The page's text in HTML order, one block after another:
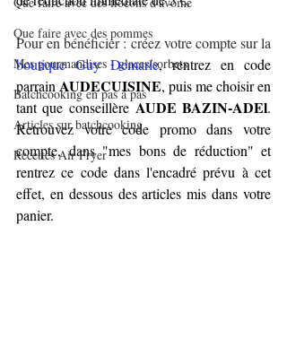
Que faire avec des pommes
Mes gourmandises - glaces/sorbets
Batchcooking en pas à pas
Articles sur batchcooking
Recettes Air Fryer
boutique Guy Demarle, rentrez en code
parrain AUDECUISINE, puis me choisir en
tant que conseillère AUDE BAZIN-ADEl.
Retrouvez votre code promo dans votre
compte, dans "mes bons de réduction" et
rentrez ce code dans l'encadré prévu à cet
effet, en dessous des articles mis dans votre
panier.